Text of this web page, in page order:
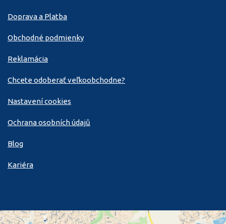
Doprava a Platba
Obchodné podmienky
Reklamácia
Chcete odoberať veľkoobchodne?
Nastavení cookies
Ochrana osobních údajů
Blog
Kariéra